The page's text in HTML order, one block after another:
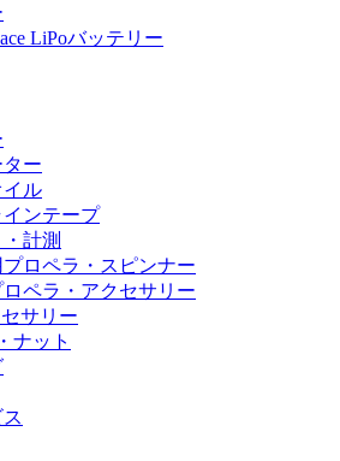
LiPoバッテリー
ー
イル
インテープ
計測
ロペラ・スピンナー
ペラ・アクセサリー
セサリー
ナット